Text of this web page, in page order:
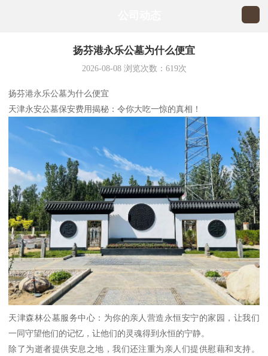
扬芬港永乐公墓为什么便宜
2026-08-08浏览次数： 619次
扬芬港永乐公墓为什么便宜
天津永安公墓保安费用揭秘：令你大吃一惊的真相！
天津森林公墓服务中心：为你的亲人营造永恒安宁的家园，让我们
一同守望他们的记忆，让他们的灵魂得到永恒的宁静。
除了为逝者提供安息之地，我们还注重为亲人们提供慰藉和支持。